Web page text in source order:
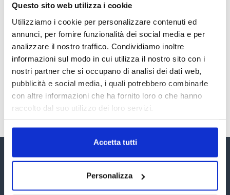
Questo sito web utilizza i cookie
Utilizziamo i cookie per personalizzare contenuti ed
annunci, per fornire funzionalità dei social media e per
analizzare il nostro traffico. Condividiamo inoltre
informazioni sul modo in cui utilizza il nostro sito con i
nostri partner che si occupano di analisi dei dati web,
pubblicità e social media, i quali potrebbero combinarle
con altre informazioni che ha fornito loro o che hanno
raccolto dal suo utilizzo dei loro servizi.
Accetta tutti
Personalizza
30 Giugno 2026
PREMI 2025. I TOP TEN
30 Giugno 2026
TUTTI GLI ARTICOLI DEL MESE
Assinform Editore
Chi siamo